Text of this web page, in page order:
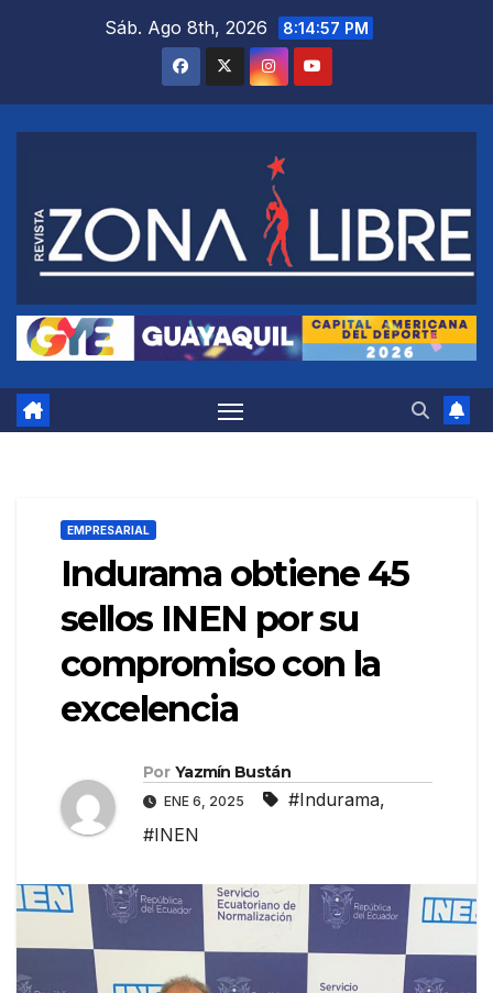
Sáb. Ago 8th, 2026 8:14:58 PM
EMPRESARIAL
Indurama obtiene 45
sellos INEN por su
compromiso con la
excelencia
Por Yazmín Bustán
ENE 6, 2025 #Indurama,
#INEN